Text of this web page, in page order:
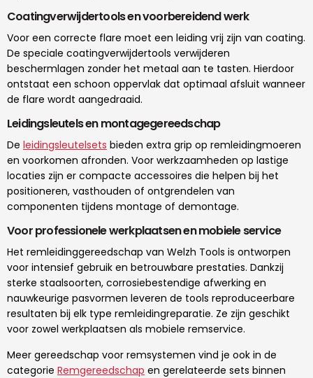
Coatingverwijdertools en voorbereidend werk
Voor een correcte flare moet een leiding vrij zijn van coating.
De speciale coatingverwijdertools verwijderen
beschermlagen zonder het metaal aan te tasten. Hierdoor
ontstaat een schoon oppervlak dat optimaal afsluit wanneer
de flare wordt aangedraaid.
Leidingsleutels en montagegereedschap
De leidingsleutelsets bieden extra grip op remleidingmoeren
en voorkomen afronden. Voor werkzaamheden op lastige
locaties zijn er compacte accessoires die helpen bij het
positioneren, vasthouden of ontgrendelen van
componenten tijdens montage of demontage.
Voor professionele werkplaatsen en mobiele service
Het remleidinggereedschap van Welzh Tools is ontworpen
voor intensief gebruik en betrouwbare prestaties. Dankzij
sterke staalsoorten, corrosiebestendige afwerking en
nauwkeurige pasvormen leveren de tools reproduceerbare
resultaten bij elk type remleidingreparatie. Ze zijn geschikt
voor zowel werkplaatsen als mobiele remservice.
Meer gereedschap voor remsystemen vind je ook in de
categorie Remgereedschap en gerelateerde sets binnen